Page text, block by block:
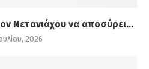
Νετανιάχου να αποσύρει...
2026